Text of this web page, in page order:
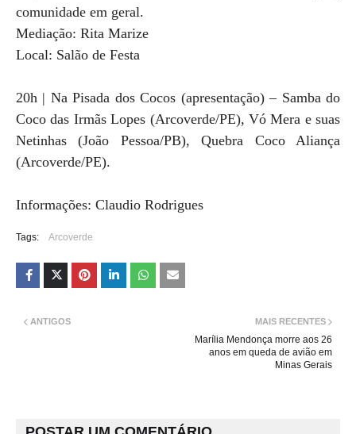
comunidade em geral.
Mediação: Rita Marize
Local: Salão de Festa
20h | Na Pisada dos Cocos (apresentação) – Samba do
Coco das Irmãs Lopes (Arcoverde/PE), Vó Mera e suas
Netinhas (João Pessoa/PB), Quebra Coco Aliança
(Arcoverde/PE).
Informações: Claudio Rodrigues
Tags: Arcoverde
MAIS RECENTES
Marília Mendonça morre aos 26
anos em queda de avião em
Minas Gerais
ANTIGOS